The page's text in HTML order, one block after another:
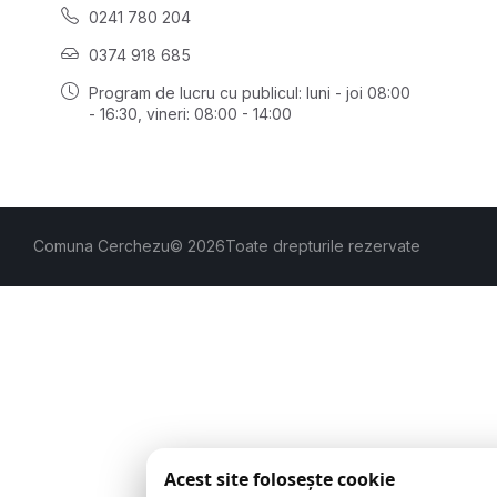
0241 780 204
0374 918 685
Program de lucru cu publicul: luni - joi 08:00
- 16:30 , vineri: 08:00 - 14:00
Comuna Cerchezu© 2026Toate drepturile rezervate
Acest site folosește cookie